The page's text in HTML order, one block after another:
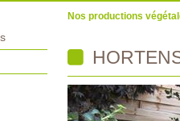
Nos productions